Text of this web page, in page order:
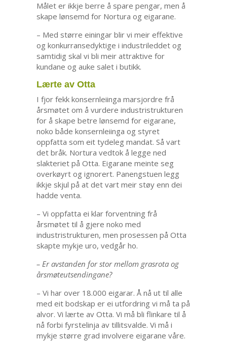
Målet er ikkje berre å spare pengar, men å
skape lønsemd for Nortura og eigarane.
– Med større einingar blir vi meir effektive
og konkurransedyktige i industrileddet og
samtidig skal vi bli meir attraktive for
kundane og auke salet i butikk.
Lærte av Otta
I fjor fekk konsernleiinga marsjordre frå
årsmøtet om å vurdere industristrukturen
for å skape betre lønsemd for eigarane,
noko både konsernleiinga og styret
oppfatta som eit tydeleg mandat. Så vart
det bråk. Nortura vedtok å legge ned
slakteriet på Otta. Eigarane meinte seg
overkøyrt og ignorert. Panengstuen legg
ikkje skjul på at det vart meir støy enn dei
hadde venta.
– Vi oppfatta ei klar forventning frå
årsmøtet til å gjere noko med
industristrukturen, men prosessen på Otta
skapte mykje uro, vedgår ho.
– Er avstanden for stor mellom grasrota og
årsmøteutsendingane?
– Vi har over 18.000 eigarar. Å nå ut til alle
med eit bodskap er ei utfordring vi må ta på
alvor. Vi lærte av Otta. Vi må bli flinkare til å
nå forbi fyrstelinja av tillitsvalde. Vi må i
mykje større grad involvere eigarane våre.